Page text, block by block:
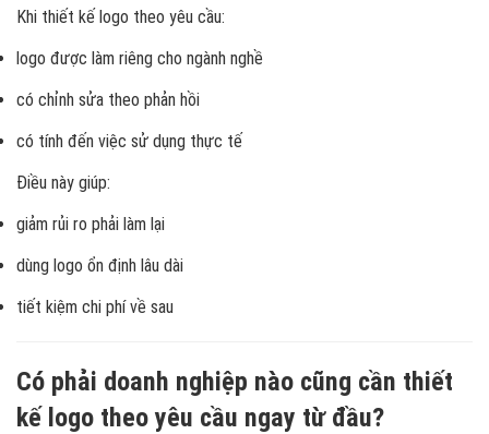
Khi thiết kế logo theo yêu cầu:
logo được làm riêng cho ngành nghề
có chỉnh sửa theo phản hồi
có tính đến việc sử dụng thực tế
Điều này giúp:
giảm rủi ro phải làm lại
dùng logo ổn định lâu dài
tiết kiệm chi phí về sau
Có phải doanh nghiệp nào cũng cần thiết
kế logo theo yêu cầu ngay từ đầu?